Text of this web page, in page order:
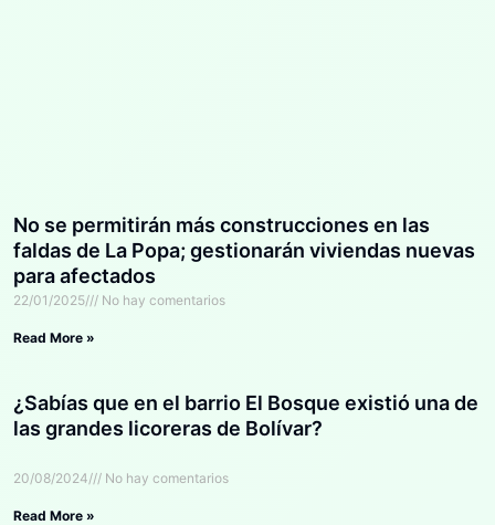
No se permitirán más construcciones en las
faldas de La Popa; gestionarán viviendas nuevas
para afectados
22/01/2025 No hay comentarios
Read More »
¿Sabías que en el barrio El Bosque existió una de
las grandes licoreras de Bolívar?
20/08/2024 No hay comentarios
Read More »